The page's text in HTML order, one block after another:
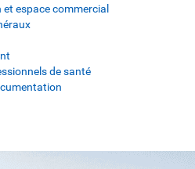
espace commercial
de santé